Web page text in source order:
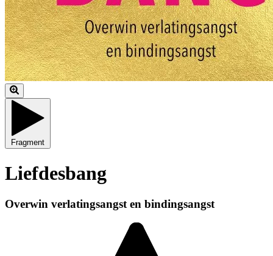
Fragment
Liefdesbang
Overwin verlatingsangst en bindingsangst